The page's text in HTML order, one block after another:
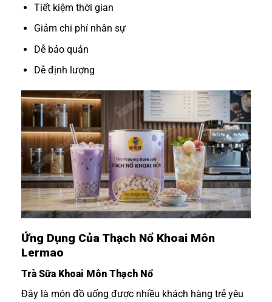
Tiết kiệm thời gian
Giảm chi phí nhân sự
Dễ bảo quản
Dễ định lượng
Ứng Dụng Của Thạch Nổ Khoai Môn
Lermao
Trà Sữa Khoai Môn Thạch Nổ
Đây là món đồ uống được nhiều khách hàng trẻ yêu